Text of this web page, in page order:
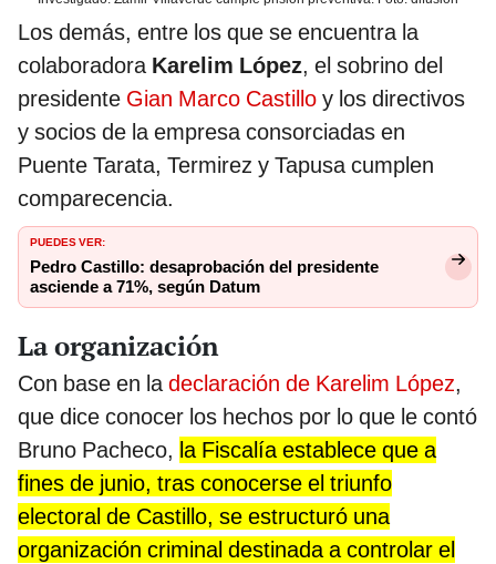
Los demás, entre los que se encuentra la
colaboradora Karelim López, el sobrino del
presidente Gian Marco Castillo y los directivos
y socios de la empresa consorciadas en
Puente Tarata, Termirez y Tapusa cumplen
comparecencia.
PUEDES VER:
Pedro Castillo: desaprobación del presidente
asciende a 71%, según Datum
La organización
Con base en ladeclaración de Karelim López,
que dice conocer los hechos por lo que le contó
Bruno Pacheco, la Fiscalía establece que a
fines de junio, tras conocerse el triunfo
electoral de Castillo, se estructuró una
organización criminal destinada a controlar el